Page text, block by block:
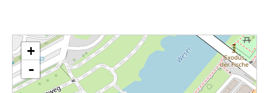
Karte wird geladen - bitte warten...
+
-